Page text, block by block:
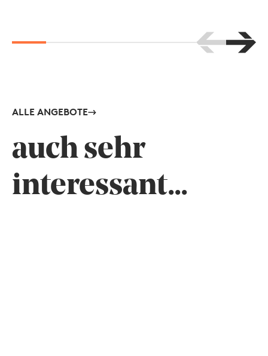
Nach links
Nach
auch sehr
interessant...
ALLE ANGEBOTE